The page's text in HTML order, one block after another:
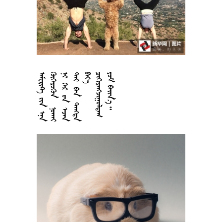











































































 